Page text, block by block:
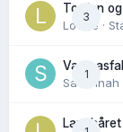
3
Torden
Lovise ·
1
Varm
Savannah